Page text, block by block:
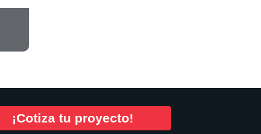
¡Cotiza tu proyecto!